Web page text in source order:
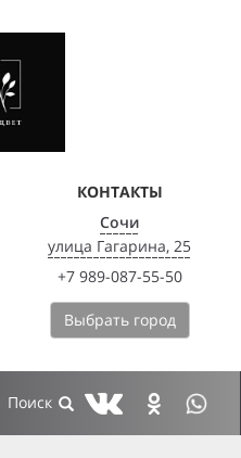
КОНТАКТЫ
Сочи
улица Гагарина, 25
+7 989-087-55-50
Выбрать город